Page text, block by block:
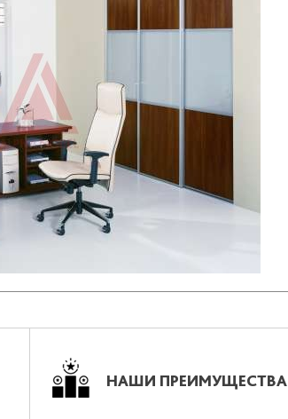
НАШИ ПРЕИМУЩЕСТВА